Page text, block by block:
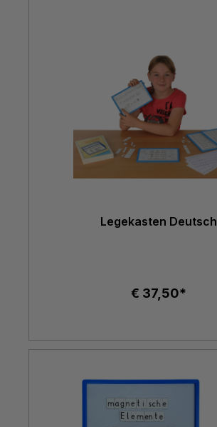
Legekasten Deutsch
€ 37,50*